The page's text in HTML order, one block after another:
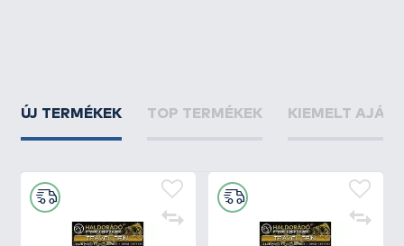
ÚJ TERMÉKEK TOP TERMÉKEK KIEMELT